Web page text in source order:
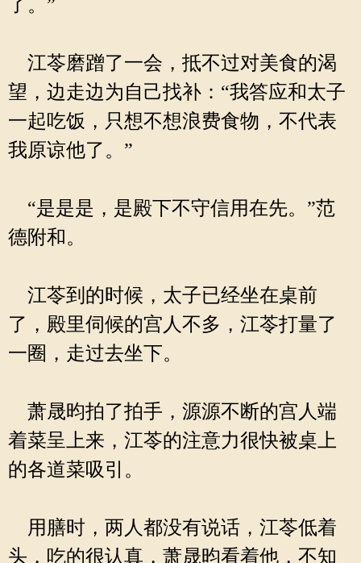
了。”
江苓磨蹭了一会，抵不过对美食的渴
望，边走边为自己找补：“我答应和太子
一起吃饭，只想不想浪费食物，不代表
我原谅他了。”
“是是是，是殿下不守信用在先。”范
德附和。
江苓到的时候，太子已经坐在桌前
了，殿里伺候的宫人不多，江苓打量了
一圈，走过去坐下。
萧晟昀拍了拍手，源源不断的宫人端
着菜呈上来，江苓的注意力很快被桌上
的各道菜吸引。
用膳时，两人都没有说话，江苓低着
头，吃的很认真，萧晟昀看着他，不知